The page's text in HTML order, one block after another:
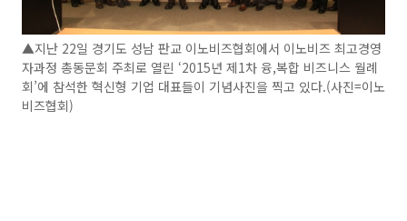
▲지난 22일 경기도 성남 판교 이노비즈협회에서 이노비즈 최고경영
자과정 총동문회 주최로 열린 ‘2015년 제1차 융,복합 비즈니스 월례
회’에 참석한 혁신형 기업 대표들이 기념사진을 찍고 있다.(사진=이노
비즈협회)